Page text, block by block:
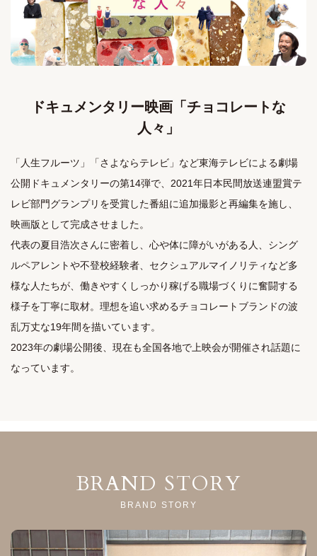
ドキュメンタリー映画「チョコレートな
人々」
「人生フルーツ」「さよならテレビ」など東海テレビによる劇場
公開ドキュメンタリーの第14弾で、2021年日本民間放送連盟賞テ
レビ部門グランプリを受賞した番組に追加撮影と再編集を施し、
映画版として完成させました。
代表の夏目浩次さんに密着し、心や体に障がいがある人、シング
ルペアレントや不登校経験者、セクシュアルマイノリティなど多
様な人たちが、働きやすくしっかり稼げる職場づくりに奮闘する
様子を丁寧に取材。理想を追い求めるチョコレートブランドの波
乱万丈な19年間を描いています。
2023年の劇場公開後、現在も全国各地で上映会が開催され話題に
なっています。
BRAND STORY
BRAND STORY